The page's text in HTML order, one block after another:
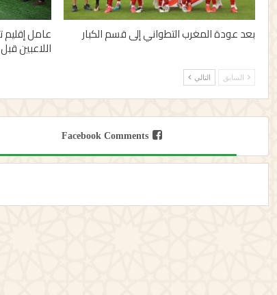
بعد عودة المغرب التطواني إلى قسم الكبار عامل إقليم
اللاعبين
السابق التالي
Facebook Comments